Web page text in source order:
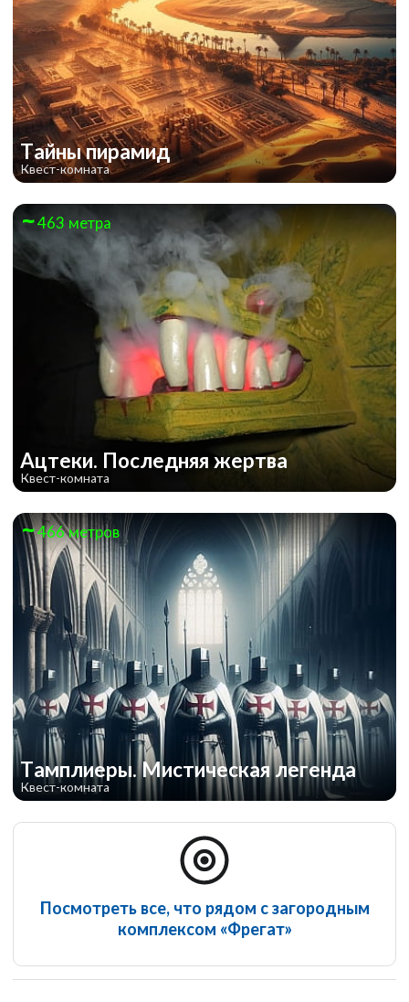
Тайны пирамид
Квест-комната
463 метра
Ацтеки. Последняя жертва
Квест-комната
466 метров
Тамплиеры. Мистическая легенда
Квест-комната
Посмотреть все, что рядом с загородным
комплексом «Фрегат»